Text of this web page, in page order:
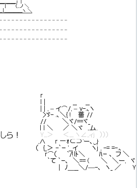
,,ノ ＼
＿ヽ ＼
– – – – – – – – – – – – – – – –
– – – – – – – – – – – – – – – –
– – – – – – – – – – – – – – – –
ら！
, – v-.､ヽ
{ ! 薔 //
==ヾ_
| l ＼ ／ ＼ヾ ,.ム.
！！Y,,,＞ ＜,,,, ヽ∠,,ィj ）））
ー､._,}
イ ヽj , -= =-.､
＼ ﾊｰ 、 フ ＼
( ＼ ＼ー, ヾ
/—-､ ヽ_ ／ Y